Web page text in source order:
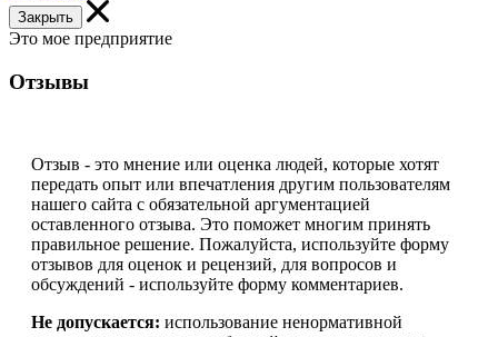
Закрыть
Это мое предприятие
Отзывы
Отзыв - это мнение или оценка людей, которые хотят
передать опыт или впечатления другим пользователям
нашего сайта с обязательной аргументацией
оставленного отзыва. Это поможет многим принять
правильное решение. Пожалуйста, используйте форму
отзывов для оценок и рецензий, для вопросов и
обсуждений - используйте форму комментариев.
Не допускается: использование ненормативной